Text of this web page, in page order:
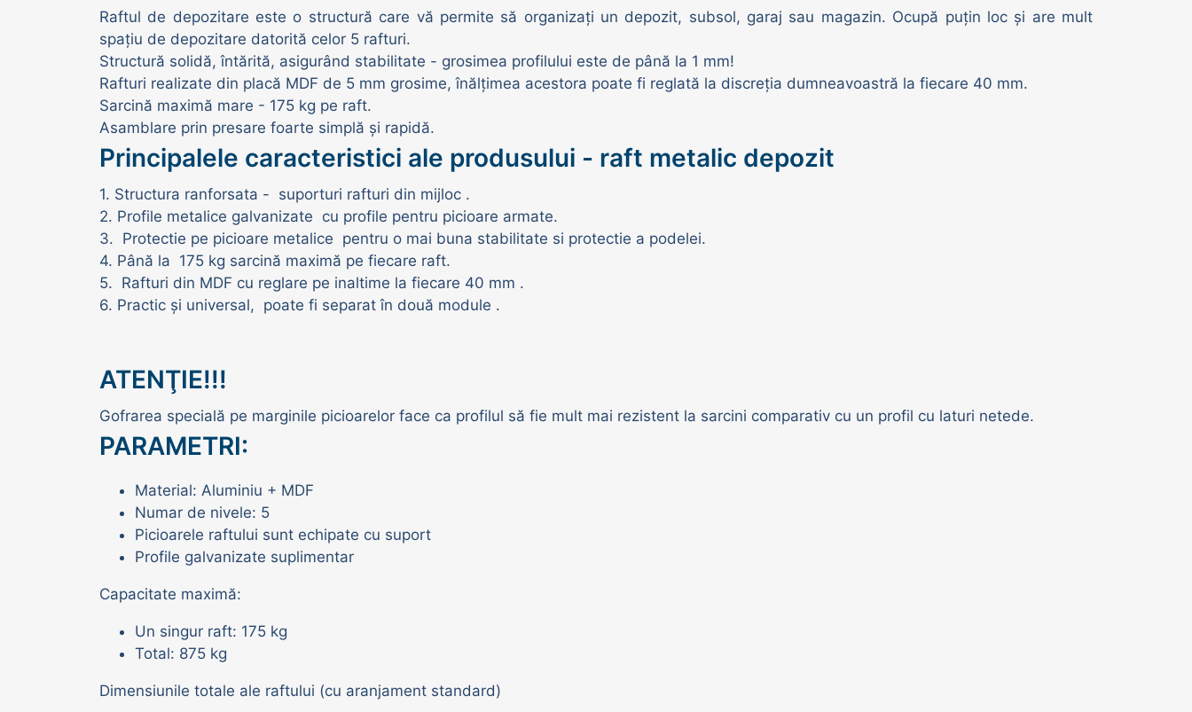
Adăpători vaci | oi | porci
Raftul de depozitare este o structură care vă permite să organizați un depozit, subsol, garaj sau magazin. Ocupă puțin loc și are mult
spațiu de depozitare datorită celor 5 rafturi.
Structură solidă, întărită, asigurând stabilitate - grosimea profilului este de până la 1 mm!
Rafturi realizate din placă MDF de 5 mm grosime, înălțimea acestora poate fi reglată la discreția dumneavoastră la fiecare 40 mm.
Sarcină maximă mare - 175 kg pe raft.
Asamblare prin presare foarte simplă și rapidă.
Principalele caracteristici ale produsului - raft metalic depozit
1. Structura ranforsata - suporturi rafturi din mijloc .
2. Profile metalice galvanizate cu profile pentru picioare armate.
3. Protectie pe picioare metalice pentru o mai buna stabilitate si protectie a podelei.
4. Până la 175 kg sarcină maximă pe fiecare raft.
5. Rafturi din MDF cu reglare pe inaltime la fiecare 40 mm .
6. Practic și universal, poate fi separat în două module .
ATENŢIE!!!
Gofrarea specială pe marginile picioarelor face ca profilul să fie mult mai rezistent la sarcini comparativ cu un profil cu laturi netede.
PARAMETRI:
Material: Aluminiu + MDF
Numar de nivele: 5
Picioarele raftului sunt echipate cu suport
Profile galvanizate suplimentar
Capacitate maximă:
Un singur raft: 175 kg
Total: 875 kg
Dimensiunile totale ale raftului (cu aranjament standard)